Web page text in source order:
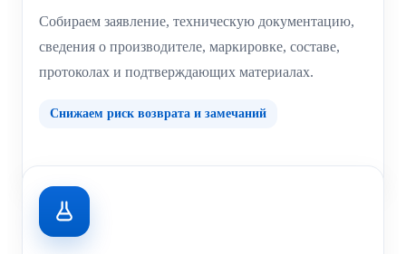
Собираем заявление, техническую документацию,
сведения о производителе, маркировке, составе,
протоколах и подтверждающих материалах.
Снижаем риск возврата и замечаний